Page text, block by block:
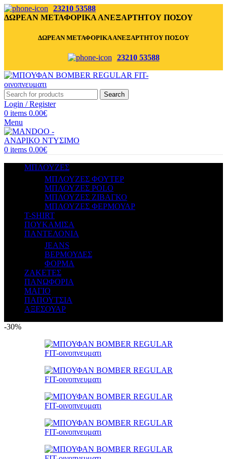
23210 53588
ΔΩΡΕΑΝ ΜΕΤΑΦΟΡΙΚΑ ΑΝΕΞΑΡΤΗΤΟΥ ΠΟΣΟΥ
ΔΩΡΕΑΝ ΜΕΤΑΦΟΡΙΚΑ ΑΝΕΞΑΡΤΗΤΟΥ ΠΟΣΟΥ
23210 53588
Search
Login / Register
0 items 0.00€
Menu
0 items 0.00€
ΜΠΛΟΥΖΕΣ
ΜΠΛΟΥΖΕΣ ΦΟΥΤΕΡ
ΜΠΛΟΥΖΕΣ POLO
ΜΠΛΟΥΖΕΣ ΖΙΒΑΓΚΟ
ΜΠΛΟΥΖΕΣ ΦΕΡΜΟΥΑΡ
T-SHIRT
ΠΟΥΚΑΜΙΣΑ
ΠΑΝΤΕΛΟΝΙΑ
JEANS
ΒΕΡΜΟΥΔΕΣ
ΦΟΡΜΑ
ΖΑΚΕΤΕΣ
ΠΑΝΩΦΟΡΙΑ
ΜΑΓΙΟ
ΠΑΠΟΥΤΣΙΑ
ΑΞΕΣΟΥΑΡ
-30%